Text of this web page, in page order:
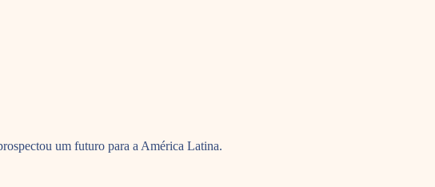
um futuro para a América Latina.